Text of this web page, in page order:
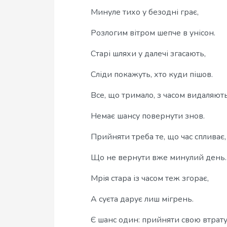
Минуле тихо у безодні грає,
Розлогим вітром шепче в унісон.
Старі шляхи у далечі згасають,
Сліди покажуть, хто куди пішов.
Все, що тримало, з часом
Немає шансу повернути знов.
Прийняти треба те, що час спливає,
Що не вернути вже минулий день.
Мрія стара із часом теж згорає,
А суєта дарує лиш мігрень.
Є шанс один: прийняти свою